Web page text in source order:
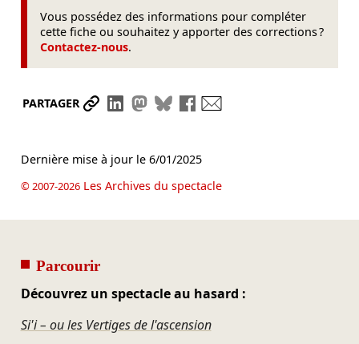
Vous possédez des informations pour compléter
cette fiche ou souhaitez y apporter des corrections ?
Contactez-nous.
PARTAGER Partager le lien
Partager sur LinkedIn
Partager sur Mastodon
Partager sur Bluesky
Partager sur Facebook
Dernière mise à jour le 6/01/2025
© 2007-2026Les Archives du spectacle
Parcourir
Découvrez un spectacle au hasard :
Si'i – ou les Vertiges de l'ascension